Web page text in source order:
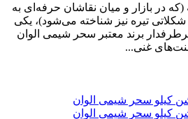
در بازار و میان نقاشان حرفه‌ای به
رنگ‌هایی مثل کد ۶۱۸ یا شکلاتی تیره نیز شناخته می‌شود)، یکی
برند معتبر سحر شیمی الوان
غنی...